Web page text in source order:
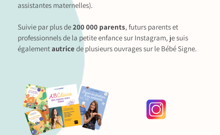
assistantes maternelles).
Suivie par plus de200 000 parents, futurs parents et
professionnels de la petite enfance sur Instagram, je suis
égalementautrice de plusieurs ouvrages sur le Bébé Signe.